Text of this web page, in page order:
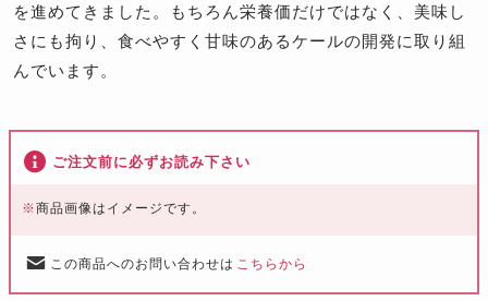
を進めてきました。もちろん栄養価だけではなく、美味し
さにも拘り、食べやすく甘味のあるケールの開発に取り組
んでいます。
ご注文前に必ずお読み下さい
※商品画像はイメージです。
この商品へのお問い合わせは こちらから